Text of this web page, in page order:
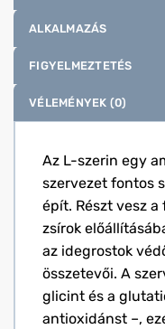
ALKALMAZÁS
FIGYELMEZTETÉS
VÉLEMÉNYEK (0)
Az L-szerin egy
szervezet fontos
épít. Részt vesz
zsírok
az idegrostok
összetevői. A
glicint és a
antioxidánst –,